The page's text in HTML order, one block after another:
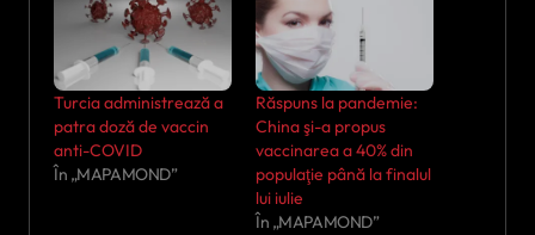
Turcia administrează a
patra doză de vaccin
anti-COVID
În „MAPAMOND”
Răspuns la pandemie:
China şi-a propus
vaccinarea a 40% din
populaţie până la finalul
lui iulie
În „MAPAMOND”